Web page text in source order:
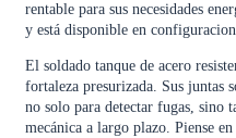
rentable para sus necesidades
y está disponible en
El soldado tanque de acero
fortaleza presurizada. Sus juntas
no solo para detectar fugas, sino
mecánica a largo plazo. Piense